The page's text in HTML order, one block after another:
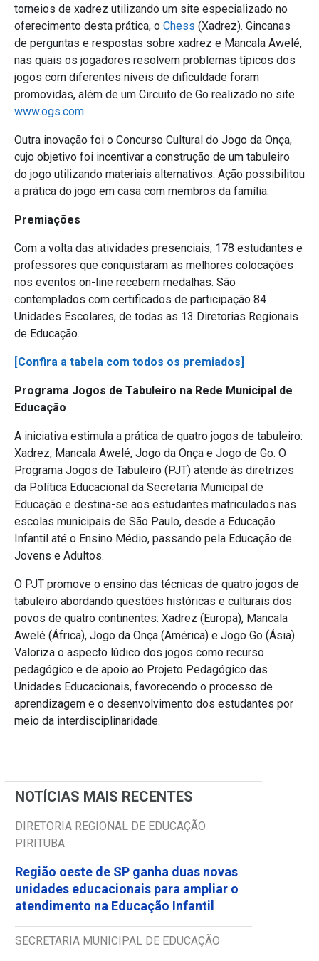
torneios de xadrez utilizando um site especializado no
oferecimento desta prática, o Chess (Xadrez). Gincanas
de perguntas e respostas sobre xadrez e Mancala Awelé,
nas quais os jogadores resolvem problemas típicos dos
jogos com diferentes níveis de dificuldade foram
promovidas, além de um Circuito de Go realizado no site
www.ogs.com.
Outra inovação foi o Concurso Cultural do Jogo da Onça,
cujo objetivo foi incentivar a construção de um tabuleiro
do jogo utilizando materiais alternativos. Ação possibilitou
a prática do jogo em casa com membros da família.
Premiações
Com a volta das atividades presenciais, 178 estudantes e
professores que conquistaram as melhores colocações
nos eventos on-line recebem medalhas. São
contemplados com certificados de participação 84
Unidades Escolares, de todas as 13 Diretorias Regionais
de Educação.
[Confira a tabela com todos os premiados]
Programa Jogos de Tabuleiro na Rede Municipal de
Educação
A iniciativa estimula a prática de quatro jogos de tabuleiro:
Xadrez, Mancala Awelé, Jogo da Onça e Jogo de Go. O
Programa Jogos de Tabuleiro (PJT) atende às diretrizes
da Política Educacional da Secretaria Municipal de
Educação e destina-se aos estudantes matriculados nas
escolas municipais de São Paulo, desde a Educação
Infantil até o Ensino Médio, passando pela Educação de
Jovens e Adultos.
O PJT promove o ensino das técnicas de quatro jogos de
tabuleiro abordando questões históricas e culturais dos
povos de quatro continentes: Xadrez (Europa), Mancala
Awelé (África), Jogo da Onça (América) e Jogo Go (Ásia).
Valoriza o aspecto lúdico dos jogos como recurso
pedagógico e de apoio ao Projeto Pedagógico das
Unidades Educacionais, favorecendo o processo de
aprendizagem e o desenvolvimento dos estudantes por
meio da interdisciplinaridade.
NOTÍCIAS MAIS RECENTES
DIRETORIA REGIONAL DE EDUCAÇÃO
PIRITUBA
Região oeste de SP ganha duas novas
unidades educacionais para ampliar o
atendimento na Educação Infantil
SECRETARIA MUNICIPAL DE EDUCAÇÃO